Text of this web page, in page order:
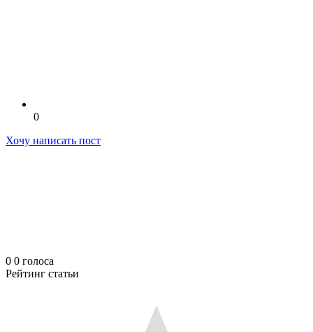
0
Хочу написать пост
0 0 голоса
Рейтинг статьи